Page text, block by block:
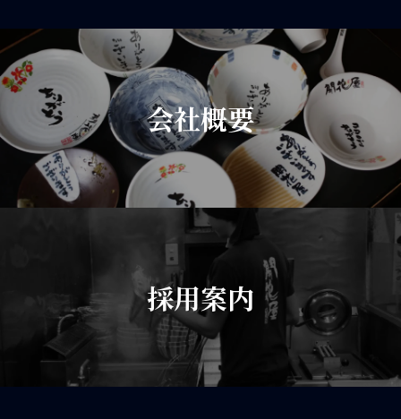
会社概要
採用案内